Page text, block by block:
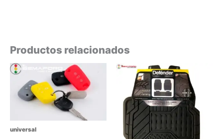
Productos relacionados
universal